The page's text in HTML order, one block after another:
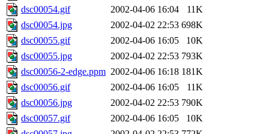
dsc00054.gif
2002-04-06 16:04
11K
dsc00054.jpg
2002-04-02 22:53 698K
dsc00055.gif
2002-04-06 16:05
10K
dsc00055.jpg
2002-04-02 22:53 793K
dsc00056-2-edge.ppm 2002-04-06 16:18 181K
dsc00056.gif
2002-04-06 16:05
11K
dsc00056.jpg
2002-04-02 22:53 790K
dsc00057.gif
2002-04-06 16:05
10K